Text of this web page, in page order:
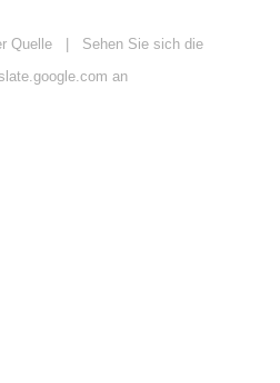
Quelle
Sehen Sie sich die
an